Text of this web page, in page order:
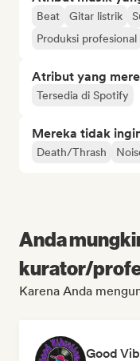
Beat Gitar listrik
Produksi profesional
Atribut yang
Tersedia di Spotify
Mereka tidak
Death/Thrash
Anda
kurator/
Karena Anda
Good